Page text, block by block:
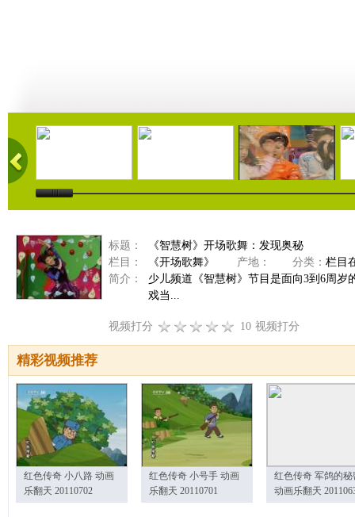
02:40 03:22 00:00
标题：
《智慧树》开场歌舞：发现奥秘
栏目：
《开场歌舞》 产地： 分类： 栏目
简介：
少儿频道《智慧树》节目是面向3到6周
戏当...
视频打分 10 视频打分
精彩视频推荐
红色传奇 小八路 动画
乐翻天 20110702
红色传奇 小号手 动画
乐翻天 20110701
红色传奇 军鸽的秘
动画乐翻天